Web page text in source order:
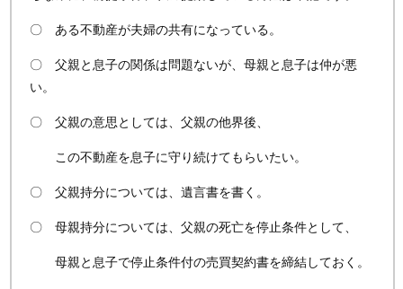
〇 ある不動産が夫婦の共有になっている。
〇 父親と息子の関係は問題ないが、母親と息子は仲が悪
い。
〇 父親の意思としては、父親の他界後、
この不動産を息子に守り続けてもらいたい。
〇 父親持分については、遺言書を書く。
〇 母親持分については、父親の死亡を停止条件として、
母親と息子で停止条件付の売買契約書を締結しておく。